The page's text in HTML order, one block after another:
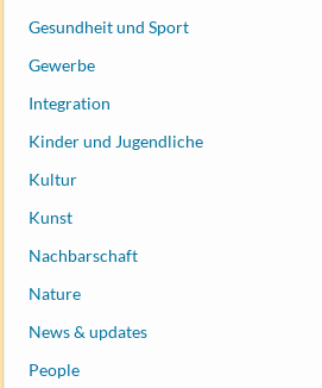
Gesundheit und Sport
Gewerbe
Integration
Kinder und Jugendliche
Kultur
Kunst
Nachbarschaft
Nature
News & updates
People